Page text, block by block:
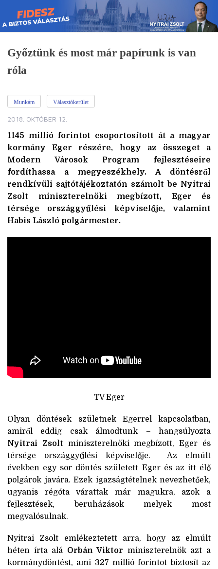
Skip
to
content
Győztünk és most már papírunk is van
róla
Munkám Választókerület
2018. OKTÓBER 12.
1145 millió forintot csoportosított át a magyar
kormány Eger részére, hogy az összeget a
Modern Városok Program fejlesztéseire
fordíthassa a megyeszékhely. A döntésről
rendkívüli sajtótájékoztatón számolt be Nyitrai
Zsolt miniszterelnöki megbízott, Eger és
térsége országgyűlési képviselője, valamint
Habis László polgármester.
TV Eger
Olyan döntések születnek Egerrel kapcsolatban,
amiről eddig csak álmodtunk – hangsúlyozta
Nyitrai Zsolt miniszterelnöki megbízott, Eger és
térsége országgyűlési képviselője. Az elmúlt
években egy sor döntés született Eger és az itt élő
polgárok javára. Ezek igazságtételnek nevezhetőek,
ugyanis régóta várattak már magukra, azok a
fejlesztések, beruházások melyek most
megvalósulnak.
Nyitrai Zsolt emlékeztetett arra, hogy az elmúlt
héten írta alá Orbán Viktor miniszterelnök azt a
kormánydöntést, ami 327 millió forintot biztosít az